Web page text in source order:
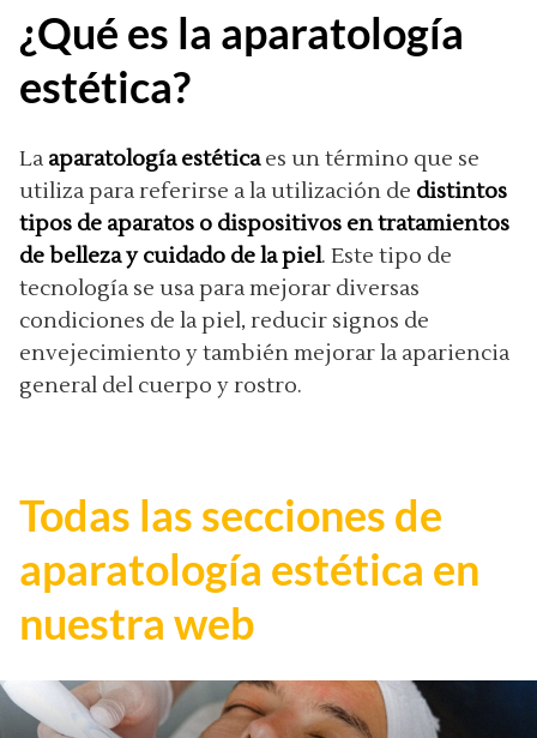
¿Qué es la aparatología
estética?
La aparatología estéticaes un término que se
utiliza para referirse a la utilización de distintos
tipos de aparatos o dispositivos en tratamientos
de belleza y cuidado de la piel. Este tipo de
tecnología se usa para mejorar diversas
condiciones de la piel, reducir signos de
envejecimiento y también mejorar la apariencia
general del cuerpo y rostro.
Todas las secciones de
aparatología estética en
nuestra web